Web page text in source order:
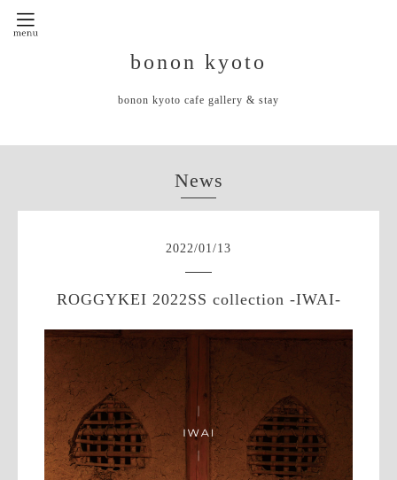
bonon kyoto
bonon kyoto cafe gallery & stay
News
2022/01/13
ROGGYKEI 2022SS collection -IWAI-